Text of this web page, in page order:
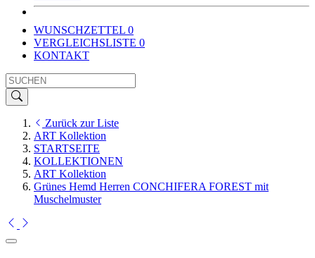
WUNSCHZETTEL 0
VERGLEICHSLISTE 0
KONTAKT
Zurück zur Liste
ART Kollektion
STARTSEITE
KOLLEKTIONEN
ART Kollektion
Grünes Hemd Herren CONCHIFERA FOREST mit
Muschelmuster